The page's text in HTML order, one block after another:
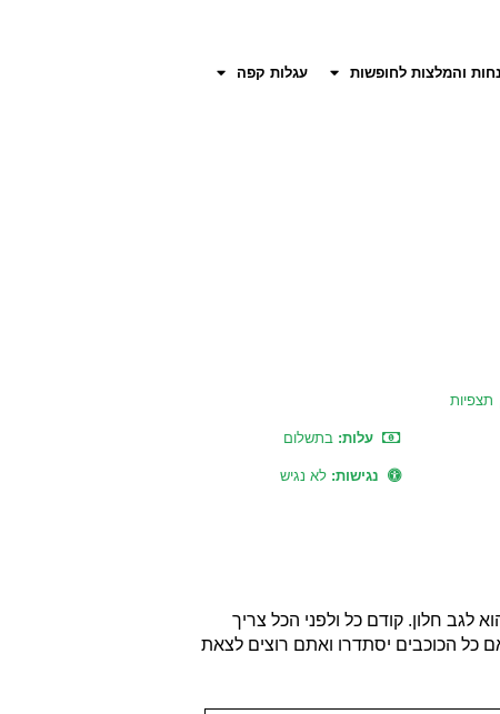
והמלצות לחופשות עגלות קפה
תצפיות
עלות:בתשלום
נגישות: לא נגיש
לגב חלון. קודם כל ולפני הכל צריך
הכוכבים יסתדרו ואתם רוצים לצאת